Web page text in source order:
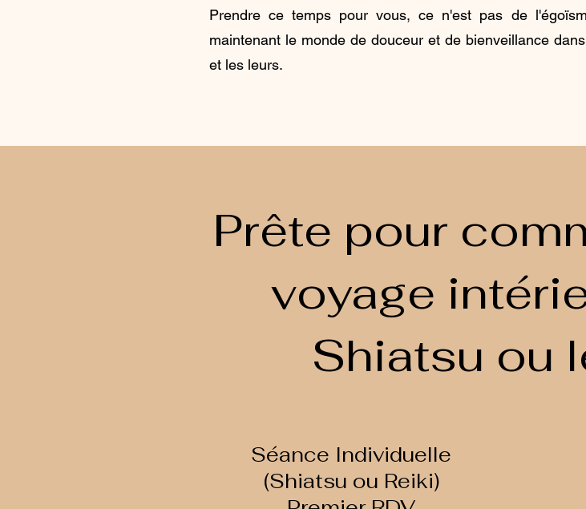
Prendre ce temps pour vous, ce n'est pas de
maintenant le monde de douceur et de bienveillance
et les leurs.
Prête pour
voyage
Shiatsu ou
Séance Individuelle
(Shiatsu ou Reiki)